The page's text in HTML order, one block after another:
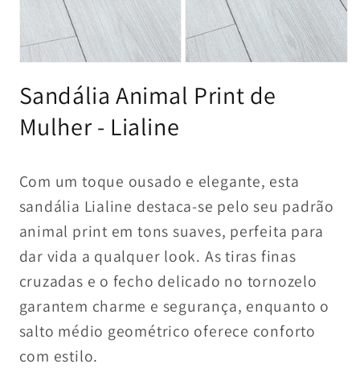
multimédia
1
modal
multimédia
2
Sandália Animal Print de
Mulher - Lialine
Com um toque ousado e elegante, esta
sandália Lialine destaca-se pelo seu padrão
animal print em tons suaves, perfeita para
dar vida a qualquer look. As tiras finas
cruzadas e o fecho delicado no tornozelo
garantem charme e segurança, enquanto o
salto médio geométrico oferece conforto
com estilo.